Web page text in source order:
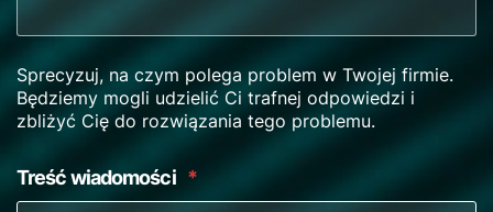
Sprecyzuj, na czym polega problem w Twojej firmie.
Będziemy mogli udzielić Ci trafnej odpowiedzi i
zbliżyć Cię do rozwiązania tego problemu.
Treść wiadomości *